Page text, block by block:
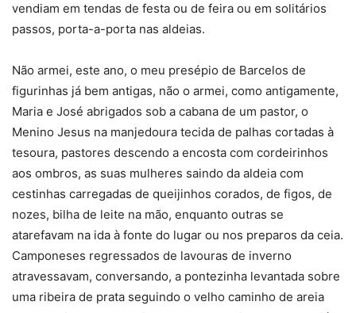
vendiam em tendas de festa ou de feira ou em solitários
passos, porta-a-porta nas aldeias.
Não armei, este ano, o meu presépio de Barcelos de
figurinhas já bem antigas, não o armei, como antigamente,
Maria e José abrigados sob a cabana de um pastor, o
Menino Jesus na manjedoura tecida de palhas cortadas à
tesoura, pastores descendo a encosta com cordeirinhos
aos ombros, as suas mulheres saindo da aldeia com
cestinhas carregadas de queijinhos corados, de figos, de
nozes, bilha de leite na mão, enquanto outras se
atarefavam na ida à fonte do lugar ou nos preparos da ceia.
Camponeses regressados de lavouras de inverno
atravessavam, conversando, a pontezinha levantada sobre
uma ribeira de prata seguindo o velho caminho de areia